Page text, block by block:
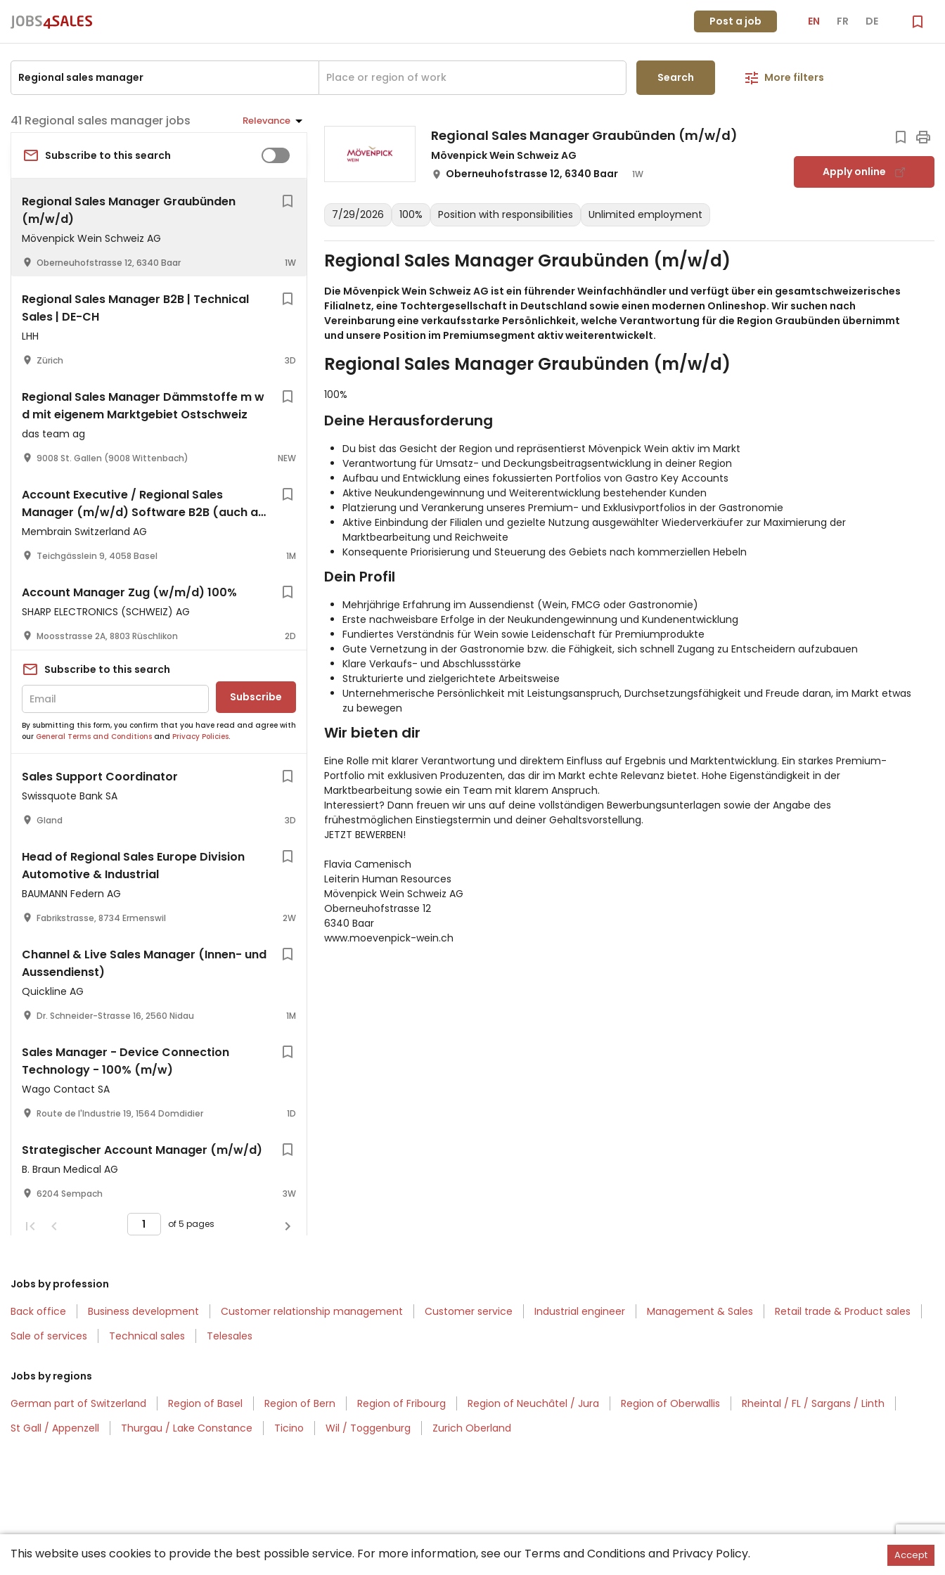
Post a job EN FR DE
Search More filters
Regional sales manager jobs Relevance
Subscribe to this search
Regional Sales Manager Graubünden
(m/w/d)
Mövenpick Wein Schweiz AG
Oberneuhofstrasse 12, 6340 Baar 1W
Regional Sales Manager B2B | Technical
Sales | DE-CH
LHH
Zürich 3D
Regional Sales Manager Dämmstoffe m w
d mit eigenem Marktgebiet Ostschweiz
das team ag
9008 St. Gallen (9008 Wittenbach) NEW
Account Executive / Regional Sales
Manager (m/w/d) Software B2B (auch als
Grenzgänger aus D)
Membrain Switzerland AG
Teichgässlein 9, 4058 Basel 1M
Account Manager Zug (w/m/d) 100%
SHARP ELECTRONICS (SCHWEIZ) AG
Moosstrasse 2A, 8803 Rüschlikon 2D
Subscribe to this search
Subscribe
By submitting this form, you confirm that you have read and agree with
our General Terms and Conditions and Privacy Policies.
Sales Support Coordinator
Swissquote Bank SA
Gland 3D
Head of Regional Sales Europe Division
Automotive & Industrial
BAUMANN Federn AG
Fabrikstrasse, 8734 Ermenswil 2W
Channel & Live Sales Manager (Innen- und
Aussendienst)
Quickline AG
Dr. Schneider-Strasse 16, 2560 Nidau 1M
Sales Manager - Device Connection
Technology - 100% (m/w)
Wago Contact SA
Route de l'Industrie 19, 1564 Domdidier 1D
Strategischer Account Manager (m/w/d)
B. Braun Medical AG
6204 Sempach 3W
of 5 pages
Regional Sales Manager Graubünden (m/w/d)
Mövenpick Wein Schweiz AG
Oberneuhofstrasse 12, 6340 Baar
1W Apply online
7/29/2026 100% Position with responsibilities Unlimited employment
Regional Sales Manager Graubünden (m/w/d)
Die Mövenpick Wein Schweiz AG ist ein führender Weinfachhändler und verfügt über ein gesamtschweizerisches
Filialnetz, eine Tochtergesellschaft in Deutschland sowie einen modernen Onlineshop. Wir suchen nach
Vereinbarung eine verkaufsstarke Persönlichkeit, welche Verantwortung für die Region Graubünden übernimmt
und unsere Position im Premiumsegment aktiv weiterentwickelt.
Regional Sales Manager Graubünden (m/w/d)
100%
Deine Herausforderung
Du bist das Gesicht der Region und repräsentierst Mövenpick Wein aktiv im Markt
Verantwortung für Umsatz- und Deckungsbeitragsentwicklung in deiner Region
Aufbau und Entwicklung eines fokussierten Portfolios von Gastro Key Accounts
Aktive Neukundengewinnung und Weiterentwicklung bestehender Kunden
Platzierung und Verankerung unseres Premium- und Exklusivportfolios in der Gastronomie
Aktive Einbindung der Filialen und gezielte Nutzung ausgewählter Wiederverkäufer zur Maximierung der
Marktbearbeitung und Reichweite
Konsequente Priorisierung und Steuerung des Gebiets nach kommerziellen Hebeln
Dein Profil
Mehrjährige Erfahrung im Aussendienst (Wein, FMCG oder Gastronomie)
Erste nachweisbare Erfolge in der Neukundengewinnung und Kundenentwicklung
Fundiertes Verständnis für Wein sowie Leidenschaft für Premiumprodukte
Gute Vernetzung in der Gastronomie bzw. die Fähigkeit, sich schnell Zugang zu Entscheidern aufzubauen
Klare Verkaufs- und Abschlussstärke
Strukturierte und zielgerichtete Arbeitsweise
Unternehmerische Persönlichkeit mit Leistungsanspruch, Durchsetzungsfähigkeit und Freude daran, im Markt etwas
zu bewegen
Wir bieten dir
Eine Rolle mit klarer Verantwortung und direktem Einfluss auf Ergebnis und Marktentwicklung. Ein starkes Premium-
Portfolio mit exklusiven Produzenten, das dir im Markt echte Relevanz bietet. Hohe Eigenständigkeit in der
Marktbearbeitung sowie ein Team mit klarem Anspruch.
Interessiert? Dann freuen wir uns auf deine vollständigen Bewerbungsunterlagen sowie der Angabe des
frühestmöglichen Einstiegstermin und deiner Gehaltsvorstellung.
JETZT BEWERBEN!
Flavia Camenisch
Leiterin Human Resources
Mövenpick Wein Schweiz AG
Oberneuhofstrasse 12
6340 Baar
www.moevenpick-wein.ch
Jobs by profession
Back office
Business development Customer relationship management Customer service Industrial engineer Management & Sales
Retail trade & Product sales
Sale of services
Technical sales Telesales
Jobs by regions
German part of Switzerland
Region of Basel Region of Bern Region of Fribourg Region of Neuchâtel / Jura Region of Oberwallis
Rheintal / FL / Sargans / Linth
St Gall / Appenzell
Thurgau / Lake Constance Ticino Wil / Toggenburg Zurich Oberland
This website uses cookies to provide the best possible service. For more information, see our Terms and Conditions and Privacy Policy. Accept